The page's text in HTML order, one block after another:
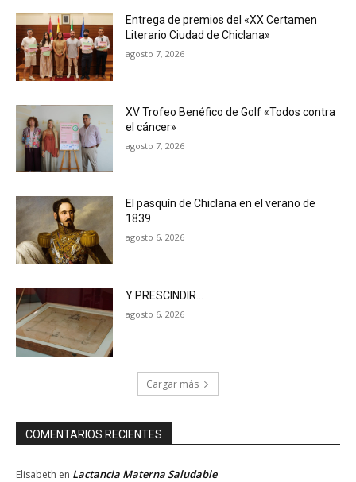
Entrega de premios del «XX Certamen
Literario Ciudad de Chiclana»
agosto 7, 2026
XV Trofeo Benéfico de Golf «Todos contra
el cáncer»
agosto 7, 2026
El pasquín de Chiclana en el verano de
1839
agosto 6, 2026
Y PRESCINDIR…
agosto 6, 2026
Cargar más
COMENTARIOS RECIENTES
Elisabeth en Lactancia Materna Saludable